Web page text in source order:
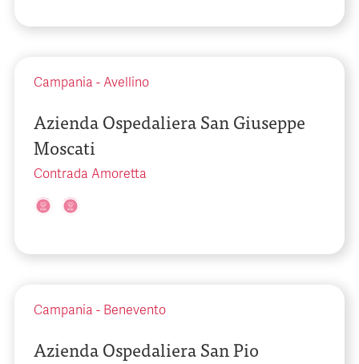
Campania - Avellino
Azienda Ospedaliera San Giuseppe
Moscati
Contrada Amoretta
Campania - Benevento
Azienda Ospedaliera San Pio